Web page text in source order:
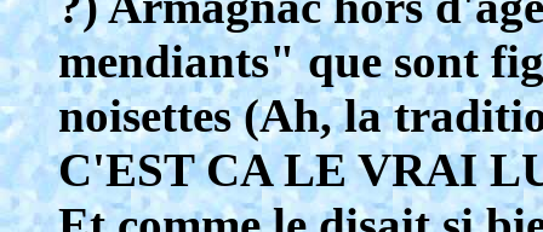
mendiants" que sont
noisettes (Ah, la
C'EST CA LE VRAI